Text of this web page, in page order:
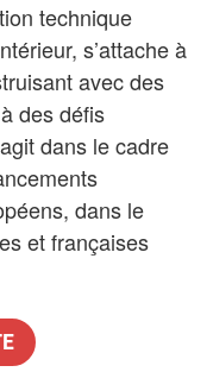
technique
s’attache à
avec des
des défis
dans le cadre
dans le
et françaises